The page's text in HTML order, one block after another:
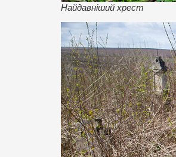
Найдавніший хрест